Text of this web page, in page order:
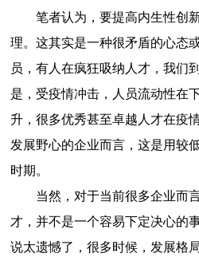
笔者认为，要提高内生性创
理。这其实是一种很矛盾的心态
员，有人在疯狂吸纳人才，我们
是，受疫情冲击，人员流动性在
升，很多优秀甚至卓越人才在疫
发展野心的企业而言，这是用较
时期。
当然，对于当前很多企业而
才，并不是一个容易下定决心的
说太遗憾了，很多时候，发展格